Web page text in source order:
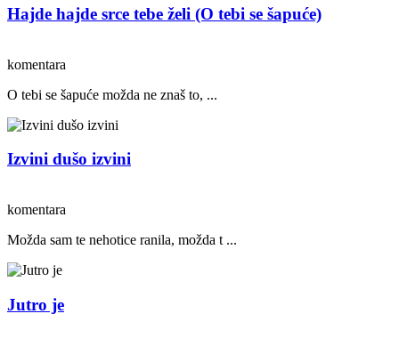
Hajde hajde srce tebe želi (O tebi se šapuće)
komentara
O tebi se šapuće možda ne znaš to, ...
Izvini dušo izvini
komentara
Možda sam te nehotice ranila, možda t ...
Jutro je